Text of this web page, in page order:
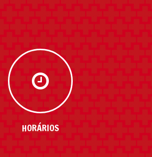
DICAS DE SAÚDE
Leia artigos e saiba o que
pensam os especialistas
sobre diversos aspectos da
sua saúde.
HORÁRIOS